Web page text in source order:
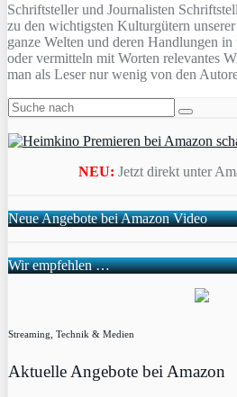
Schriftsteller und Journalisten
zu den wichtigsten Kulturgütern unserer
ganze Welten und deren Handlungen in
oder vermitteln mit Worten relevantes
man als Leser nur wenig von den
NEU: Jetzt direkt unter
Neue Angebote bei Amazon Video
Wir empfehlen …
Streaming, Technik & Medien
Aktuelle Angebote bei Amazon